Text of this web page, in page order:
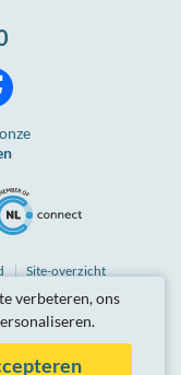
Site-overzicht
inclusief btw.
en Rodenrijs
verbeteren, ons